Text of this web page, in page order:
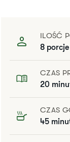
ILOŚĆ
8 porcje
CZAS
20
CZAS
45